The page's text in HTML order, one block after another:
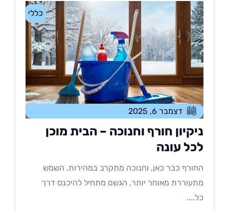
כללי
דצמבר 6, 2025
חורף וחנוכה – הבית מוכן
עונה
כבר כאן, וחנוכה מתקרב במהירות. השמש
מאוחר יותר, הגשם מתחיל להיכנס דרך